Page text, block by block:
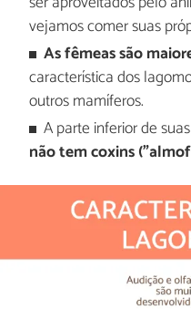
vejamos comer suas
As fêmeas são
característica dos
outros mamíferos.
A parte inferior de
não tem coxins